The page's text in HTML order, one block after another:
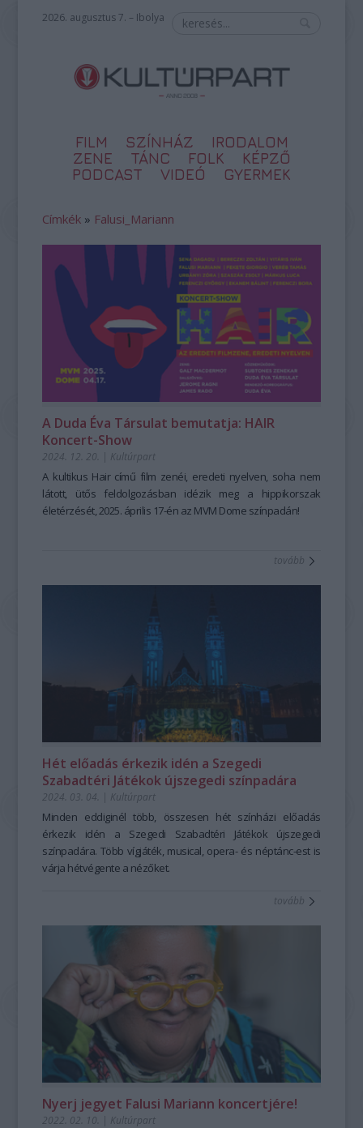
2026. augusztus 7. – Ibolya
FILM SZÍNHÁZ
IRODALOM
ZENE
TÁNC FOLK
KÉPZŐ
PODCAST
VIDEÓ GYERMEK
Címkék » Falusi_Mariann
A Duda Éva Társulat bemutatja: HAIR
Koncert-Show
2024. 12. 20. | Kultúrpart
A kultikus Hair című film zenéi, eredeti nyelven, soha nem
látott, ütős feldolgozásban idézik meg a hippikorszak
életérzését,2025. április 17-én az MVM Dome színpadán!
tovább
Hét előadás érkezik idén a Szegedi
Szabadtéri Játékok újszegedi színpadára
2024. 03. 04. | Kultúrpart
Minden eddiginél több, összesen hét színházi előadás
érkezik idén a Szegedi Szabadtéri Játékok újszegedi
színpadára. Több vígjáték, musical, opera- és néptánc-est is
várja hétvégente a nézőket.
tovább
Nyerj jegyet Falusi Mariann koncertjére!
2022. 02. 10. | Kultúrpart